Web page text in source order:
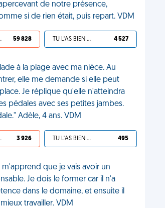
de notre présence,
si de rien était, puis repart. VDM
VDM 59 828 TU L'AS BIEN MÉRITÉ 4 527
à la plage avec ma nièce. Au
elle me demande si elle peut
Je réplique qu'elle n'atteindra
pédales avec ses petites jambes.
Adèle, 4 ans. VDM
VDM 3 926 TU L'AS BIEN MÉRITÉ 495
que je vais avoir un
Je dois le former car il n'a
dans le domaine, et ensuite il
travailler. VDM